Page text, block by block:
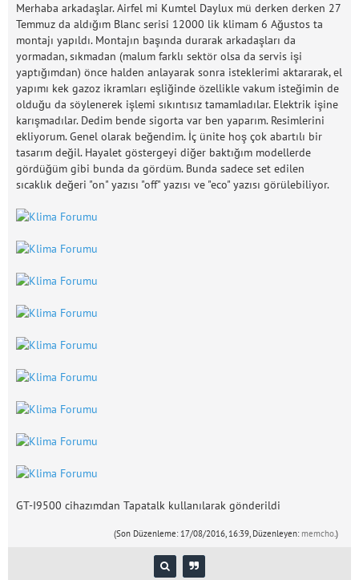
Merhaba arkadaşlar. Airfel mi Kumtel Daylux mü derken derken 27
Temmuz da aldığım Blanc serisi 12000 lik klimam 6 Ağustos ta
montajı yapıldı. Montajın başında durarak arkadaşları da
yormadan, sıkmadan (malum farklı sektör olsa da servis işi
yaptığımdan) önce halden anlayarak sonra isteklerimi aktararak, el
yapımı kek gazoz ikramları eşliğinde özellikle vakum isteğimin de
olduğu da söylenerek işlemi sıkıntısız tamamladılar. Elektrik işine
karışmadılar. Dedim bende sigorta var ben yaparım. Resimlerini
ekliyorum. Genel olarak beğendim. İç ünite hoş çok abartılı bir
tasarım değil. Hayalet göstergeyi diğer baktığım modellerde
gördüğüm gibi bunda da gördüm. Bunda sadece set edilen
sıcaklık değeri "on" yazısı "off" yazısı ve "eco" yazısı görülebiliyor.
GT-I9500 cihazımdan Tapatalk kullanılarak gönderildi
(Son Düzenleme: 17/08/2016, 16:39, Düzenleyen: memcho.)